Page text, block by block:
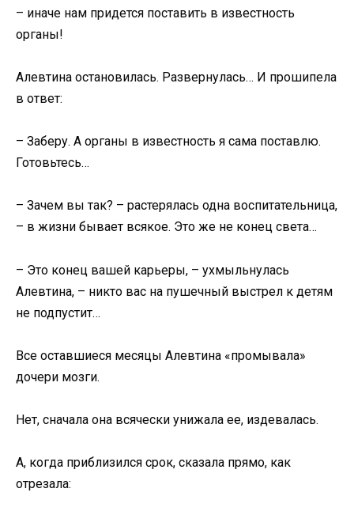
– иначе нам придется поставить в известность
органы!
Алевтина остановилась. Развернулась… И прошипела
в ответ:
– Заберу. А органы в известность я сама поставлю.
Готовьтесь…
– Зачем вы так? – растерялась одна воспитательница,
– в жизни бывает всякое. Это же не конец света…
– Это конец вашей карьеры, – ухмыльнулась
Алевтина, – никто вас на пушечный выстрел к детям
не подпустит…
Все оставшиеся месяцы Алевтина «промывала»
дочери мозги.
Нет, сначала она всячески унижала ее, издевалась.
А, когда приблизился срок, сказала прямо, как
отрезала: